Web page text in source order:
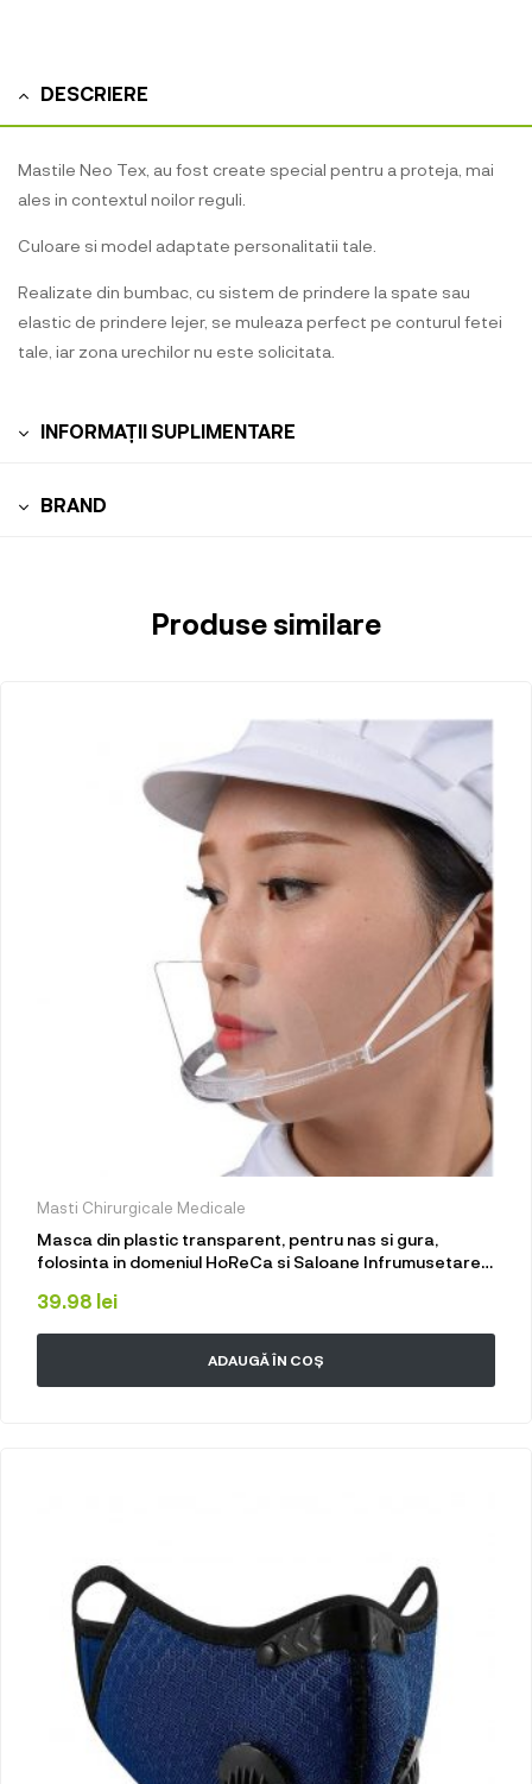
DESCRIERE
Mastile Neo Tex, au fost create special pentru a proteja, mai
ales in contextul noilor reguli.
Culoare si model adaptate personalitatii tale.
Realizate din bumbac, cu sistem de prindere la spate sau
elastic de prindere lejer, se muleaza perfect pe conturul fetei
tale, iar zona urechilor nu este solicitata.
INFORMAȚII SUPLIMENTARE
BRAND
Produse similare
Masti Chirurgicale Medicale
Masca din plastic transparent, pentru nas si gura,
folosinta in domeniul HoReCa si Saloane Infrumusetare,
39.98 lei
ADAUGĂ ÎN COȘ